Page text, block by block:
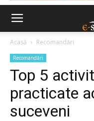
Acasă Recomandări
Recomandări
Top 5
practicate
suceveni